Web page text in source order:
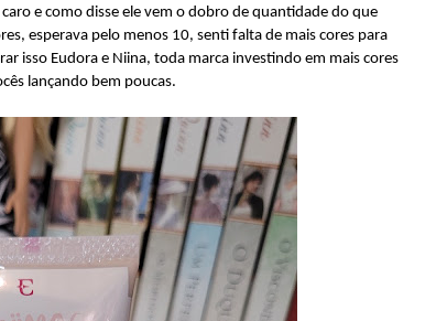
e como disse ele vem o dobro de quantidade do que
esperava pelo menos 10, senti falta de mais cores para
isso Eudora e Niina, toda marca investindo em mais cores
lançando bem poucas.